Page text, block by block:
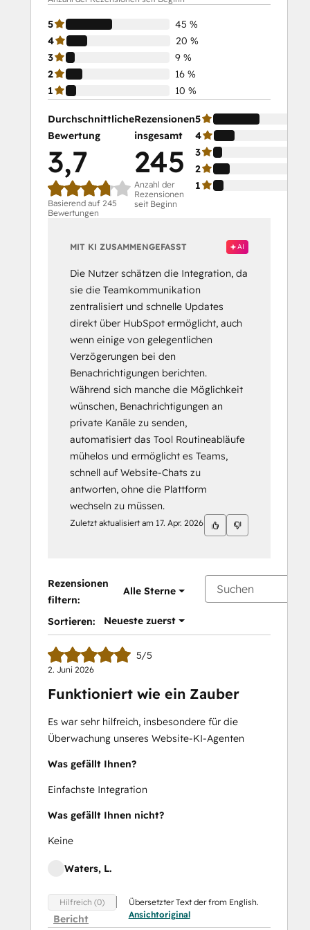
5
45 %
4
20 %
3
9 %
2
16 %
1
10 %
Durchschnittliche
Bewertung
3,7
Basierend auf 245
Bewertungen
Rezensionen
insgesamt
245
Anzahl der
Rezensionen
seit Beginn
5
4
3
2
1
MIT KI ZUSAMMENGEFASST AI
Die Nutzer schätzen die Integration, da
sie die Teamkommunikation
zentralisiert und schnelle Updates
direkt über HubSpot ermöglicht, auch
wenn einige von gelegentlichen
Verzögerungen bei den
Benachrichtigungen berichten.
Während sich manche die Möglichkeit
wünschen, Benachrichtigungen an
private Kanäle zu senden,
automatisiert das Tool Routineabläufe
mühelos und ermöglicht es Teams,
schnell auf Website-Chats zu
antworten, ohne die Plattform
wechseln zu müssen.
Zuletzt aktualisiert am 17. Apr. 2026
Rezensionen
filtern:
Alle Sterne
Sortieren: Neueste zuerst
5/5
2. Juni 2026
Funktioniert wie ein Zauber
Es war sehr hilfreich, insbesondere für die
Überwachung unseres Website-KI-Agenten
Was gefällt Ihnen?
Einfachste Integration
Was gefällt Ihnen nicht?
Keine
Waters, L.
Hilfreich (0)
Bericht
Übersetzter Text der from English.
Ansichtoriginal